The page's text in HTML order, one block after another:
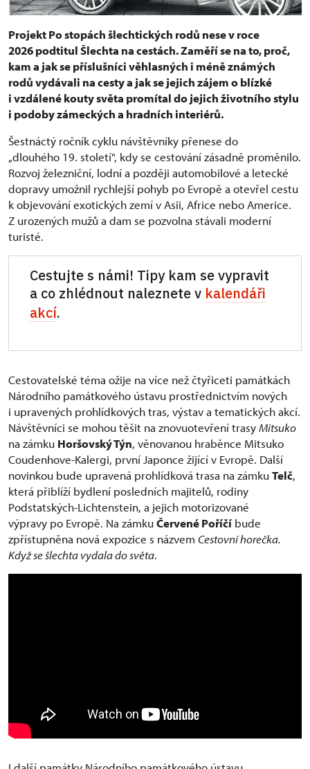
Projekt Po stopách šlechtických rodů nese v roce
2026 podtitul Šlechta na cestách. Zaměří se na to, proč,
kam a jak se příslušníci věhlasných i méně známých
rodů vydávali na cesty a jak se jejich zájem o blízké
i vzdálené kouty světa promítal do jejich životního stylu
i podoby zámeckých a hradních interiérů.
Šestnáctý ročník cyklu návštěvníky přenese do
„dlouhého 19. století", kdy se cestování zásadně proměnilo.
Rozvoj železniční, lodní a později automobilové a letecké
dopravy umožnil rychlejší pohyb po Evropě a otevřel cestu
k objevování exotických zemí v Asii, Africe nebo Americe.
Z urozených mužů a dam se pozvolna stávali moderní
turisté.
Cestujte s námi! Tipy kam se vypravit
a co zhlédnout naleznete v kalendáři
akcí.
Cestovatelské téma ožije na více než čtyřiceti památkách
Národního památkového ústavu prostřednictvím nových
i upravených prohlídkových tras, výstav a tematických akcí.
Návštěvníci se mohou těšit na znovuotevření trasyMitsuko
na zámku Horšovský Týn, věnovanou hraběnce Mitsuko
Coudenhove-Kalergi, první Japonce žijící v Evropě. Další
novinkou bude upravená prohlídková trasa na zámkuTelč,
která přiblíží bydlení posledních majitelů, rodiny
Podstatských-Lichtenstein, a jejich motorizované
výpravy po Evropě. Na zámkuČervené Poříčí bude
zpřístupněna nová expozice s názvem Cestovní horečka.
Když se šlechta vydala do světa.